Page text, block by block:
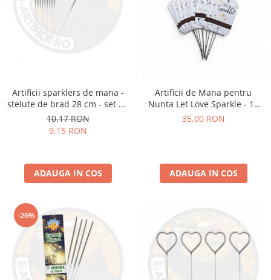
Artificii sparklers de mana -
stelute de brad 28 cm - set 10
buc
10,17 RON
9,15 RON
ADAUGA IN COS
Artificii de Mana pentru
Nunta Let Love Sparkle - 10
bucati
35,00 RON
ADAUGA IN COS
-26%